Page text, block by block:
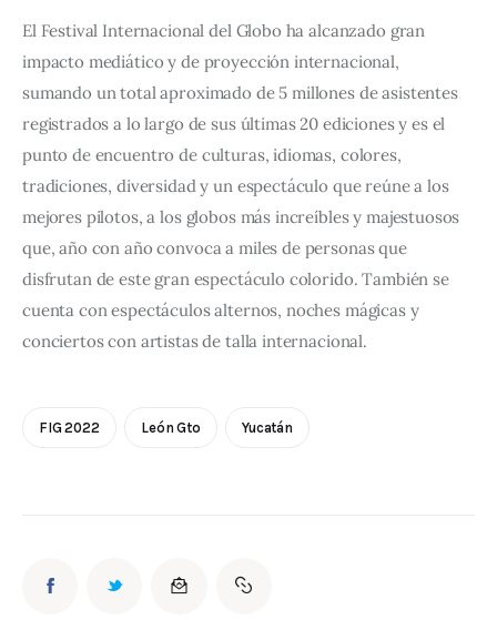
El Festival Internacional del Globo ha alcanzado gran
impacto mediático y de proyección internacional,
sumando un total aproximado de 5 millones de asistentes
registrados a lo largo de sus últimas 20 ediciones y es el
punto de encuentro de culturas, idiomas, colores,
tradiciones, diversidad y un espectáculo que reúne a los
mejores pilotos, a los globos más increíbles y majestuosos
que, año con año convoca a miles de personas que
disfrutan de este gran espectáculo colorido. También se
cuenta con espectáculos alternos, noches mágicas y
conciertos con artistas de talla internacional.
FIG 2022 León Gto Yucatán